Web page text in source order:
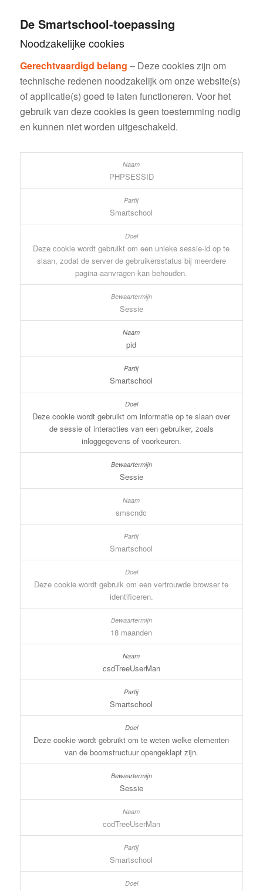
De Smartschool-toepassing
Noodzakelijke cookies
Gerechtvaardigd belang – Deze cookies zijn om
technische redenen noodzakelijk om onze website(s)
of applicatie(s) goed te laten functioneren. Voor het
gebruik van deze cookies is geen toestemming nodig
en kunnen niet worden uitgeschakeld.
PHPSESSID
Smartschool
Deze cookie wordt gebruikt om een unieke sessie-id op te
slaan, zodat de server de gebruikersstatus bij meerdere
pagina-aanvragen kan behouden.
Sessie
pid
Smartschool
Deze cookie wordt gebruikt om informatie op te slaan over
de sessie of interacties van een gebruiker, zoals
inloggegevens of voorkeuren.
Sessie
smscndc
Smartschool
Deze cookie wordt gebruik om een vertrouwde browser te
identificeren.
18 maanden
csdTreeUserMan
Smartschool
Deze cookie wordt gebruikt om te weten welke elementen
van de boomstructuur opengeklapt zijn.
Sessie
codTreeUserMan
Smartschool